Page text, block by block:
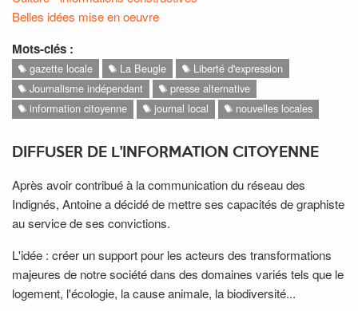
Belles idées mise en oeuvre
Mots-clés :
gazette locale La Beugle
Liberté d'expression
Journalisme indépendant
presse alternative
information citoyenne
journal local nouvelles locales
DIFFUSER DE L'INFORMATION CITOYENNE
Après avoir contribué à la communication du réseau des
Indignés, Antoine a décidé de mettre ses capacités de graphiste
au service de ses convictions.
L'idée : créer un support pour les acteurs des transformations
majeures de notre société dans des domaines variés tels que le
logement, l'écologie, la cause animale, la biodiversité...